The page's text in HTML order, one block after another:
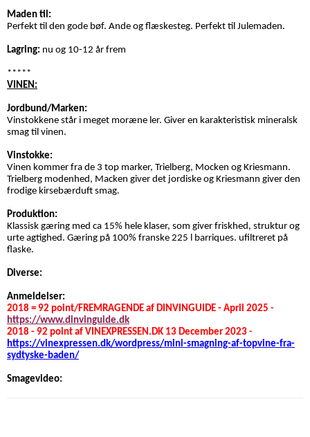
Maden til:
Perfekt til den gode bøf. Ande og flæskesteg. Perfekt til Julemaden.
Lagring: nu og 10-12 år frem
*****
VINEN:
Jordbund/Marken:
Vinstokkene står i meget moræne ler. Giver en karakteristisk mineralsk
smag til vinen.
Vinstokke:
Vinen kommer fra de 3 top marker, Trielberg, Mocken og Kriesmann.
Trielberg modenhed, Macken giver det jordiske og Kriesmann giver den
frodige kirsebærduft smag.
Produktion:
Klassisk gæring med ca 15% hele klaser, som giver friskhed, struktur og
urte agtighed. Gæring på 100% franske 225 l barriques. ufiltreret på
flaske.
Diverse:
Anmeldelser:
2018 = 92 point/FREMRAGENDE af DINVINGUIDE - April 2025 -
https://www.dinvinguide.dk
2018 - 92 point af VINEXPRESSEN.DK 13 December 2023 -
https://vinexpressen.dk/wordpress/mini-smagning-af-topvine-fra-
sydtyske-baden/
Smagevideo: